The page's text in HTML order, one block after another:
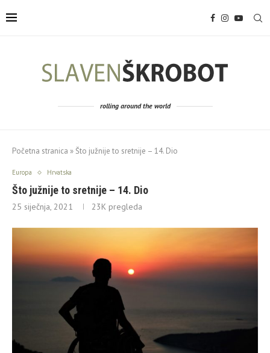
rolling around the world
Početna stranica »Što južnije to sretnije – 14. Dio
Europa Hrvatska
Što južnije to sretnije – 14. Dio
25 siječnja, 2021 23K pregleda